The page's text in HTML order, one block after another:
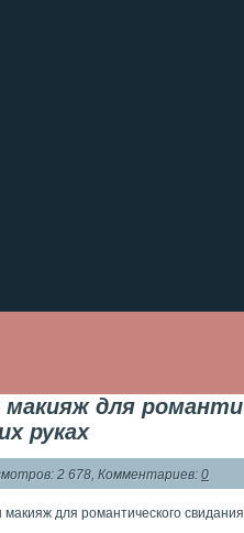
для
руках
2 678, Комментариев: 0